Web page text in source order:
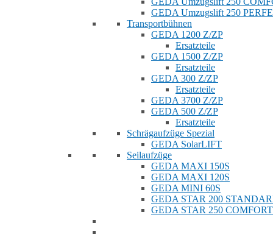
GEDA Umzugslift 250
Transportbühnen
GEDA 1200 Z/ZP
Ersatzteile
GEDA 1500 Z/ZP
Ersatzteile
GEDA 300 Z/ZP
Ersatzteile
GEDA 3700 Z/ZP
GEDA 500 Z/ZP
Ersatzteile
Schrägaufzüge Spezial
GEDA SolarLIFT
Seilaufzüge
GEDA MAXI 150S
GEDA MAXI 120S
GEDA MINI 60S
GEDA STAR 200
GEDA STAR 250 COMFORT